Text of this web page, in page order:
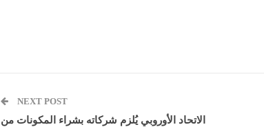
NEXT POST
الاتحاد الأوروبي يُلزم شركاته بشراء المكونات من